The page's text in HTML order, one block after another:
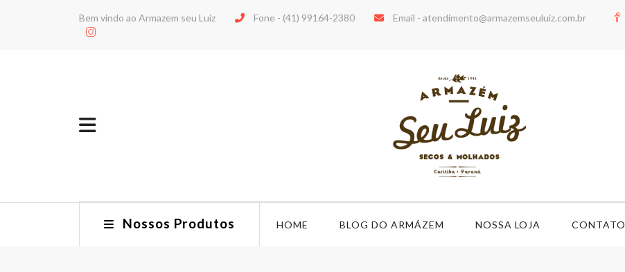
Bem vindo ao Armazem seu Luiz Fone - (41) 99164-2380 Email - atendimento@armazemseuluiz.com.br
Nossos Produtos HOME BLOG DO ARMÁZEM NOSSA LOJA CONTATO